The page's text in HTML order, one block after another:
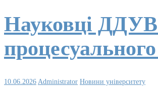
Науковці
10.06.2026 Administrator Новини університету